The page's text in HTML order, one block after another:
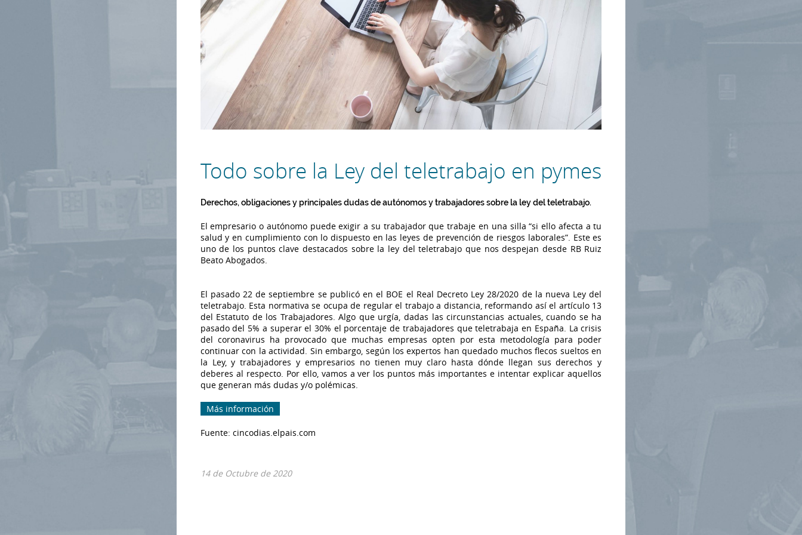
Todo sobre la Ley del teletrabajo en pymes
Derechos, obligaciones y principales dudas de autónomos y trabajadores sobre la ley del teletrabajo.
El empresario o autónomo puede exigir a su trabajador que trabaje en una silla “si ello afecta a tu
salud y en cumplimiento con lo dispuesto en las leyes de prevención de riesgos laborales”. Este es
uno de los puntos clave destacados sobre la ley del teletrabajo que nos despejan desde RB Ruiz
Beato Abogados.
El pasado 22 de septiembre se publicó en el BOE el Real Decreto Ley 28/2020 de la nueva Ley del
teletrabajo. Esta normativa se ocupa de regular el trabajo a distancia, reformando así el artículo 13
del Estatuto de los Trabajadores. Algo que urgía, dadas las circunstancias actuales, cuando se ha
pasado del 5% a superar el 30% el porcentaje de trabajadores que teletrabaja en España. La crisis
del coronavirus ha provocado que muchas empresas opten por esta metodología para poder
continuar con la actividad. Sin embargo, según los expertos han quedado muchos flecos sueltos en
la Ley, y trabajadores y empresarios no tienen muy claro hasta dónde llegan sus derechos y
deberes al respecto. Por ello, vamos a ver los puntos más importantes e intentar explicar aquellos
que generan más dudas y/o polémicas.
Más información
Fuente: cincodias.elpais.com
14 de Octubre de 2020